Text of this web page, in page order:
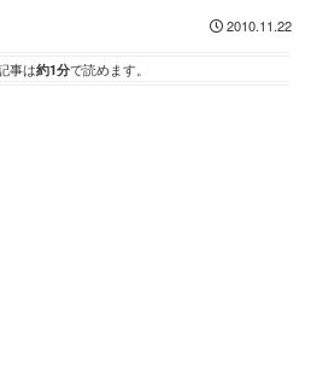
2010.11.22
事は約1分で読めます。